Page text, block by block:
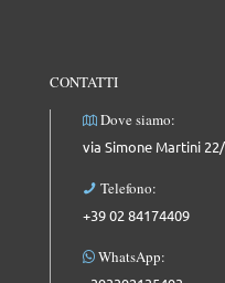
CONTATTI
Dove siamo:
via Simone Martini
Telefono:
+39 02 84174409
WhatsApp: